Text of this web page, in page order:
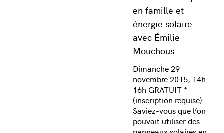
en famille et
énergie solaire
avec Émilie
Mouchous
Dimanche 29
novembre 2015, 14h-
16h GRATUIT *
(inscription requise)
Saviez-vous que l’on
pouvait utiliser des